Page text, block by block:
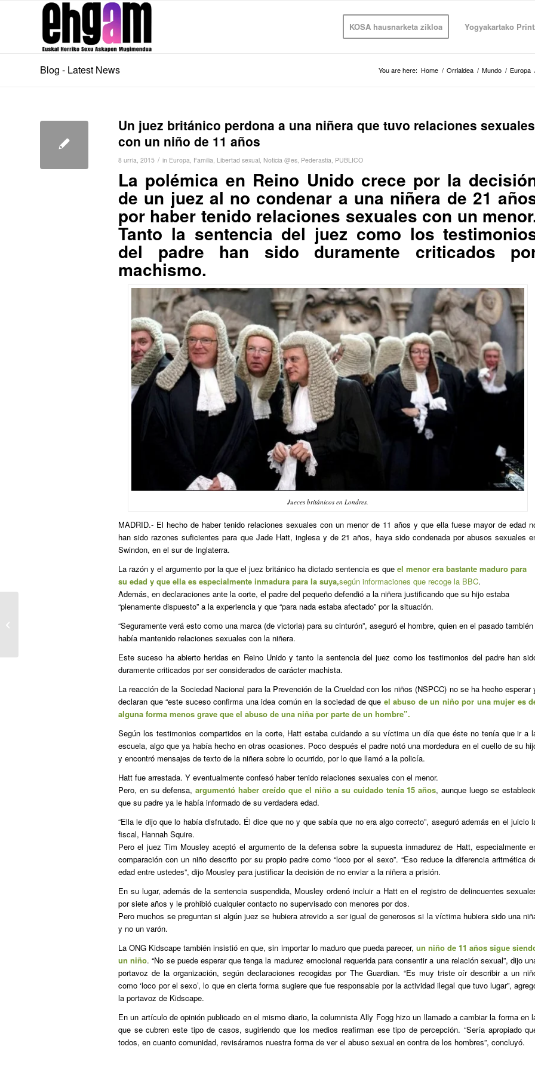
KOSA hausnarketa zikloa Yogyakartako
Blog - Latest News You are here: Home / Orrialdea / Mundo / Europa
Un juez británico perdona a una niñera que tuvo relaciones sexuales
con un niño de 11 años
8 urria, 2015 / in Europa, Familia, Libertad sexual, Noticia @es, Pederastia, PUBLICO
La polémica en Reino Unido crece por la
de un juez al no condenar a una niñera de 21
por haber tenido relaciones sexuales con un
Tanto la sentencia del juez como los
del padre han sido duramente criticados
machismo.
Jueces británicos en Londres.
MADRID.- El hecho de haber tenido relaciones sexuales con un menor de 11 años y que ella fuese mayor de edad
han sido razones suficientes para que Jade Hatt, inglesa y de 21 años, haya sido condenada por abusos sexuales
Swindon, en el sur de Inglaterra.
La razón y el argumento por la que el juez británico ha dictado sentencia es que el menor era bastante maduro para
su edad y que ella es especialmente inmadura para la suya,según informaciones que recoge la BBC.
Además, en declaraciones ante la corte, el padre del pequeño defendió a la niñera justificando que su hijo estaba
“plenamente dispuesto” a la experiencia y que “para nada estaba afectado” por la situación.
“Seguramente verá esto como una marca (de victoria) para su cinturón”, aseguró el hombre, quien en el pasado también
había mantenido relaciones sexuales con la niñera.
Este suceso ha abierto heridas en Reino Unido y tanto la sentencia del juez como los testimonios del padre han
duramente criticados por ser considerados de carácter machista.
La reacción de la Sociedad Nacional para la Prevención de la Crueldad con los niños (NSPCC) no se ha hecho esperar
declaran que “este suceso confirma una idea común en la sociedad de que el abuso de un niño por una mujer es
alguna forma menos grave que el abuso de una niña por parte de un hombre”.
Según los testimonios compartidos en la corte, Hatt estaba cuidando a su víctima un día que éste no tenía que ir a
escuela, algo que ya había hecho en otras ocasiones. Poco después el padre notó una mordedura en el cuello de su
y encontró mensajes de texto de la niñera sobre lo ocurrido, por lo que llamó a la policía.
Hatt fue arrestada. Y eventualmente confesó haber tenido relaciones sexuales con el menor.
Pero, en su defensa, argumentó haber creído que el niño a su cuidado tenía 15 años, aunque luego se
que su padre ya le había informado de su verdadera edad.
“Ella le dijo que lo había disfrutado. Él dice que no y que sabía que no era algo correcto”, aseguró además en el juicio
fiscal, Hannah Squire.
Pero el juez Tim Mousley aceptó el argumento de la defensa sobre la supuesta inmadurez de Hatt, especialmente
comparación con un niño descrito por su propio padre como “loco por el sexo”. “Eso reduce la diferencia aritmética
edad entre ustedes”, dijo Mousley para justificar la decisión de no enviar a la niñera a prisión.
En su lugar, además de la sentencia suspendida, Mousley ordenó incluir a Hatt en el registro de delincuentes
por siete años y le prohibió cualquier contacto no supervisado con menores por dos.
Pero muchos se preguntan si algún juez se hubiera atrevido a ser igual de generosos si la víctima hubiera sido una
y no un varón.
La ONG Kidscape también insistió en que, sin importar lo maduro que pueda parecer, un niño de 11 años sigue
un niño. “No se puede esperar que tenga la madurez emocional requerida para consentir a una relación sexual”, dijo
portavoz de la organización, según declaraciones recogidas por The Guardian. “Es muy triste oír describir a un
como ‘loco por el sexo’, lo que en cierta forma sugiere que fue responsable por la actividad ilegal que tuvo lugar”,
la portavoz de Kidscape.
En un artículo de opinión publicado en el mismo diario, la columnista Ally Fogg hizo un llamado a cambiar la forma en
que se cubren este tipo de casos, sugiriendo que los medios reafirman ese tipo de percepción. “Sería apropiado
todos, en cuanto comunidad, revisáramos nuestra forma de ver el abuso sexual en contra de los hombres”, concluyó.
La erotofobia: el pánico al sexo